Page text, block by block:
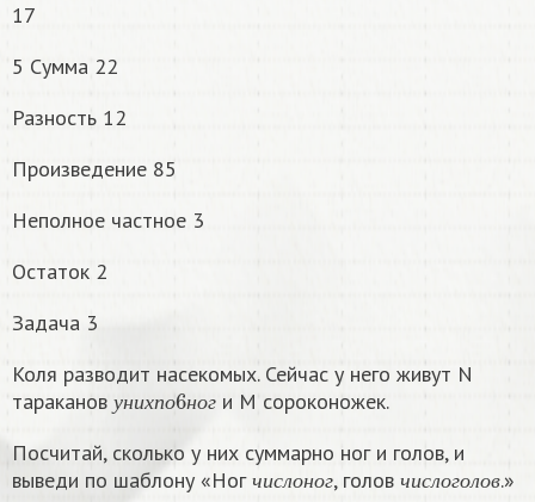
17
5 Сумма 22
Разность 12
Произведение 85
Неполное частное 3
Остаток 2
Задача 3
Коля разводит насекомых. Сейчас у него живут N
тараканов
у н и хп о н ог
уни хпо6ноги M сороконожек.
Посчитай, сколько у них суммарно ног и голов, и
выведи по шаблону «Ног
ч и сл о н о г
числоног, голов ч и сл о г ол о в
числог .»